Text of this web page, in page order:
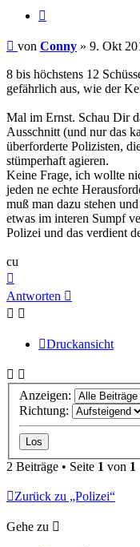
Beitrag
von Conny » 9. Okt
8 bis höchstens 12
gefährlich aus, wie der
Mal im Ernst. Schau Dir
Ausschnitt (und nur das
überforderte Polizisten,
stümperhaft agieren.
Keine Frage, ich wollte
jeden ne echte
muß man dazu stehen
etwas im interen Sumpf
Polizei und das verdient
cu
oben
Antworten
Druckansicht
Anzeigen:
Richtung:
2 Beiträge • Seite 1 von 1
Zurück zu „Polizei“
Gehe zu